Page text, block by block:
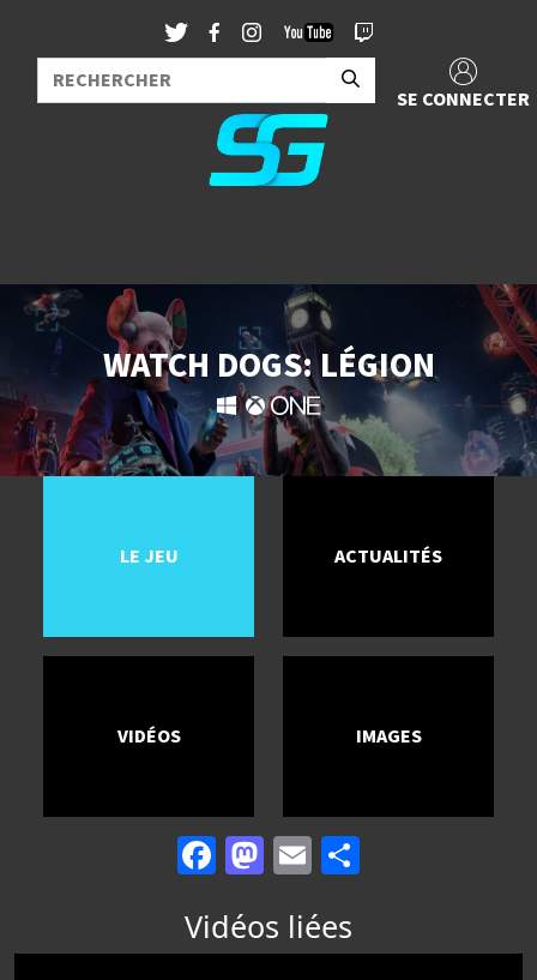
SE CONNECTER
WATCH DOGS: LÉGION
LE JEU ACTUALITÉS
VIDÉOS IMAGES
Facebook
Mastodon
Email
Vidéos liées